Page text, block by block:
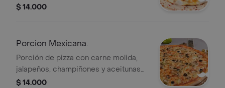
$ 14.000
Porcion Mexicana.
Porción de pizza con carne molida,
jalapeños, champiñones y aceitunas
negras.
$ 14.000